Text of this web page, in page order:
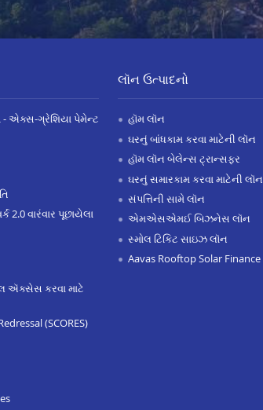
- એક્સ-ગ્રેશિયા પેમેન્ટ
2.0 વારંવાર પૂછાયેલા
ઍક્સેસ કરવા માટે
(SCORES)
લૉન ઉત્પાદનો
હૉમ લૉન
ઘરનું બાંધકામ કરવા માટેની લૉન
હૉમ લૉન બેલેન્સ ટ્રાન્સફર
ઘરનું સમારકામ કરવા માટેની લૉન
સંપત્તિની સામે લૉન
એમએસએમઈ બિઝનેસ લૉન
સ્મોલ ટિકિટ સાઇઝ લૉન
Aavas Rooftop Solar Finance